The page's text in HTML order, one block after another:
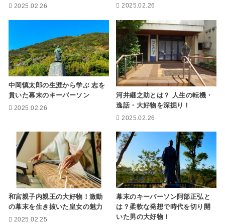
2025.02.26 2025.02.26
中岡慎太郎の生涯から学ぶ 志を
貫いた幕末のキーパーソン
2025.02.26
河井継之助とは？ 人生の転機・
逸話・大好物を深掘り！
2025.02.26
和宮親子内親王の大好物！激動
の幕末を生き抜いた皇女の魅力
2025.02.25
幕末のキーパーソン阿部正弘と
は？柔軟な発想で時代を切り開
いた男の大好物！